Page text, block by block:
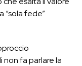
“sola fede”
non fa parlare la